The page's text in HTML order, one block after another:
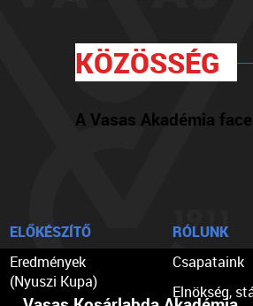
KÖZÖSSÉG
A Vasas Akadémia
ELŐKÉSZÍTŐ
Eredmények
(Nyuszi Kupa)
RÓLUNK
Csapataink
Elnökség,